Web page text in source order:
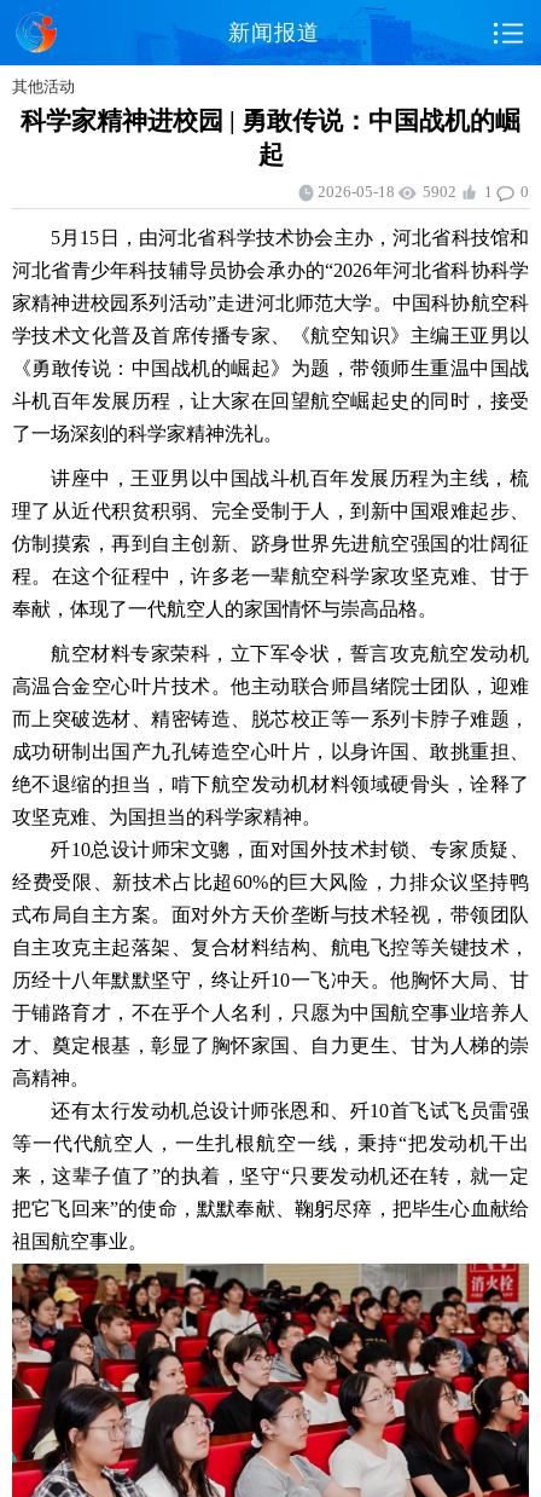
新闻报道
其他活动
科学家精神进校园 | 勇敢传说：中国战机的崛
起
2026-05-18 5902 1 0
5月15日，由河北省科学技术协会主办，河北省科技馆和
河北省青少年科技辅导员协会承办的“2026年河北省科协科学
家精神进校园系列活动”走进河北师范大学。中国科协航空科
学技术文化普及首席传播专家、《航空知识》主编王亚男以
《勇敢传说：中国战机的崛起》为题，带领师生重温中国战
斗机百年发展历程，让大家在回望航空崛起史的同时，接受
了一场深刻的科学家精神洗礼。
讲座中，王亚男以中国战斗机百年发展历程为主线，梳
理了从近代积贫积弱、完全受制于人，到新中国艰难起步、
仿制摸索，再到自主创新、跻身世界先进航空强国的壮阔征
程。在这个征程中，许多老一辈航空科学家攻坚克难、甘于
奉献，体现了一代航空人的家国情怀与崇高品格。
航空材料专家荣科，立下军令状，誓言攻克航空发动机
高温合金空心叶片技术。他主动联合师昌绪院士团队，迎难
而上突破选材、精密铸造、脱芯校正等一系列卡脖子难题，
成功研制出国产九孔铸造空心叶片，以身许国、敢挑重担、
绝不退缩的担当，啃下航空发动机材料领域硬骨头，诠释了
攻坚克难、为国担当的科学家精神。
歼10总设计师宋文骢，面对国外技术封锁、专家质疑、
经费受限、新技术占比超60%的巨大风险，力排众议坚持鸭
式布局自主方案。面对外方天价垄断与技术轻视，带领团队
自主攻克主起落架、复合材料结构、航电飞控等关键技术，
历经十八年默默坚守，终让歼10一飞冲天。他胸怀大局、甘
于铺路育才，不在乎个人名利，只愿为中国航空事业培养人
才、奠定根基，彰显了胸怀家国、自力更生、甘为人梯的崇
高精神。
还有太行发动机总设计师张恩和、歼10首飞试飞员雷强
等一代代航空人，一生扎根航空一线，秉持“把发动机干出
来，这辈子值了”的执着，坚守“只要发动机还在转，就一定
把它飞回来”的使命，默默奉献、鞠躬尽瘁，把毕生心血献给
祖国航空事业。